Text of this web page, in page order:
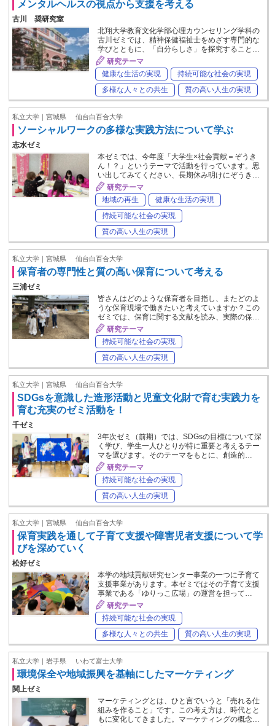
メンタルヘルスの視点から支援を考える
古川 奨研究室
北翔大学教育文化学部心理カウンセリング学科の
古川ゼミでは、精神保健福祉士をめざす専門的な
学びとともに、「自分らしさ」を探究すること…
研究テーマ
健康な生活の実現
持続可能な社会の実現
多様な人々との共生
質の高い人生の実現
私立大学｜宮城県 仙台白百合大学
ソーシャルワークの多様な実践方法について学ぶ
志水ゼミ
本ゼミでは、今年度「大学生×社会貢献＝ぞうき
ん！？」というテーマで活動を行っています。思
い出してみてください、長期休み明けにぞうき…
研究テーマ
地域の再生
健康な生活の実現
持続可能な社会の実現
質の高い人生の実現
私立大学｜宮城県 仙台白百合大学
保育者の専門性と質の高い保育について考える
三浦ゼミ
皆さんはどのような保育者を目指し、またどのよ
うな保育現場で働きたいと考えていますか？この
ゼミでは、保育に関する文献を読み、実際の保…
研究テーマ
持続可能な社会の実現
質の高い人生の実現
私立大学｜宮城県 仙台白百合大学
SDGsを意識した造形活動と児童文化財で育む実践力を
育む充実のゼミ活動を！
千ゼミ
3年次ゼミ（前期）では、SDGsの目標について深
く学び、学生一人ひとりが特に重要と考えるテー
マを選びます。そのテーマをもとに、創造的…
研究テーマ
持続可能な社会の実現
質の高い人生の実現
私立大学｜宮城県 仙台白百合大学
保育実践を通して子育て支援や障害児者支援について学
びを深めていく
松好ゼミ
本学の地域貢献研究センター事業の一つに子育て
支援事業があります。本ゼミではその子育て支援
事業である「ゆりっこ広場」の運営を担って…
研究テーマ
持続可能な社会の実現
多様な人々との共生
質の高い人生の実現
私立大学｜岩手県 いわて富士大学
環境保全や地域振興を基軸にしたマーケティング
関上ゼミ
マーケティングとは、ひと言でいうと「売れる仕
組みを作ること」です。この考え方は、時代とと
もに変化してきました。マーケティングの概念…